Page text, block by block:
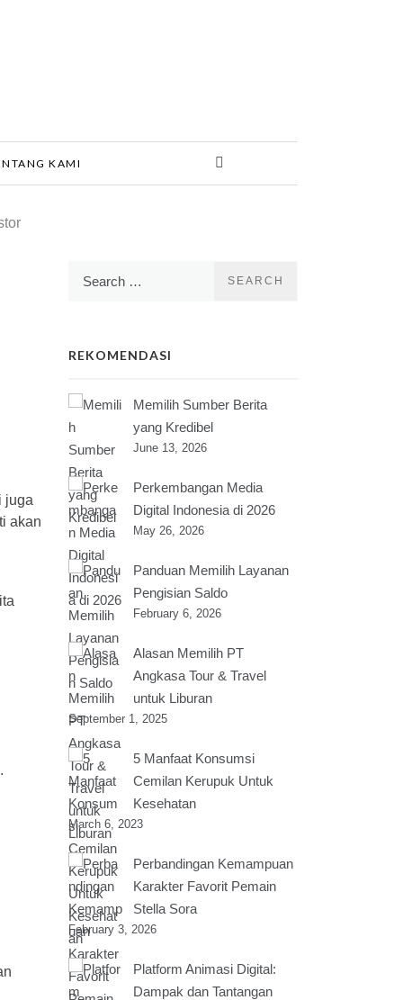
KAMI
juga
akan
REKOMENDASI
Memilih Sumber Berita
yang Kredibel
June 13, 2026
Perkembangan Media
Digital Indonesia di 2026
May 26, 2026
Panduan Memilih Layanan
Pengisian Saldo
February 6, 2026
Alasan Memilih PT
Angkasa Tour & Travel
untuk Liburan
September 1, 2025
5 Manfaat Konsumsi
Cemilan Kerupuk Untuk
Kesehatan
March 6, 2023
Perbandingan Kemampuan
Karakter Favorit Pemain
Stella Sora
February 3, 2026
Platform Animasi Digital:
Dampak dan Tantangan